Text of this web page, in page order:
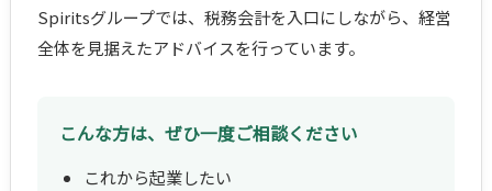
Spiritsグループでは、税務会計を入口にしながら、経営
全体を見据えたアドバイスを行っています。
こんな方は、ぜひ一度ご相談ください
これから起業したい